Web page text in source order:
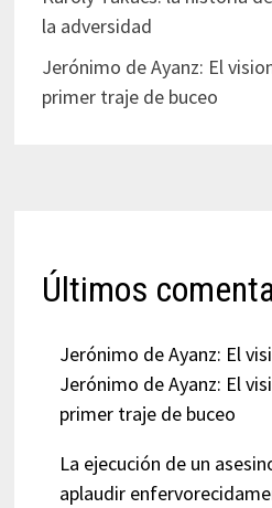
la adversidad
Jerónimo de Ayanz: El
primer traje de buceo
Últimos
Jerónimo de Ayanz: El
Jerónimo de Ayanz: El
primer traje de buceo
La ejecución de un
aplaudir